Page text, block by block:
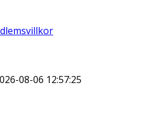
08-06 12:57:25